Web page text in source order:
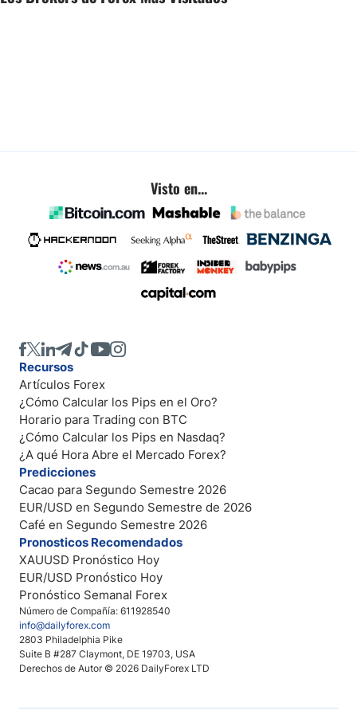
Visto en...
Número de Compañía: 611928540
info@dailyforex.com
2803 Philadelphia Pike
Suite B #287 Claymont, DE 19703, USA
Derechos de Autor © 2026 DailyForex LTD
Recursos
Artículos Forex
¿Cómo Calcular los Pips en el Oro?
Horario para Trading con BTC
¿Cómo Calcular los Pips en Nasdaq?
¿A qué Hora Abre el Mercado Forex?
Predicciones
Cacao para Segundo Semestre 2026
EUR/USD en Segundo Semestre de 2026
Café en Segundo Semestre 2026
Pronosticos Recomendados
XAUUSD Pronóstico Hoy
EUR/USD Pronóstico Hoy
Pronóstico Semanal Forex